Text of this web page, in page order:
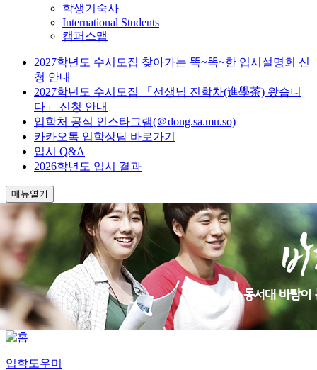
학생기숙사
International Students
캠퍼스맵
2027학년도 수시모집 찾아가는 똑~똑~한 입시설명회 신
청 안내
2027학년도 수시모집 「선생님 진학차(進學茶) 왔습니
다」 신청 안내
입학처 공식 인스타그램(＠dong.sa.mu.so)
카카오톡 입학상담 바로가기
입시 Q&A
2026학년도 입시 결과
메뉴열기
입학도우미